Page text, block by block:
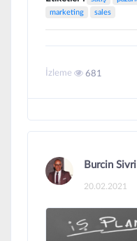
marketing
sales
İzleme 681
Burcin Sivri
20.02.2021